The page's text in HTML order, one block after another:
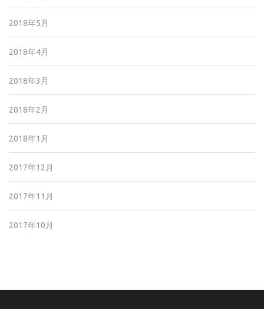
2018年5月
2018年4月
2018年3月
2018年2月
2018年1月
2017年12月
2017年11月
2017年10月